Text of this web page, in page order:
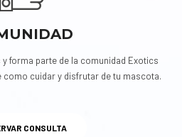
forma parte de la comunidad Exotics
como cuidar y disfrutar de tu mascota.
CONSULTA